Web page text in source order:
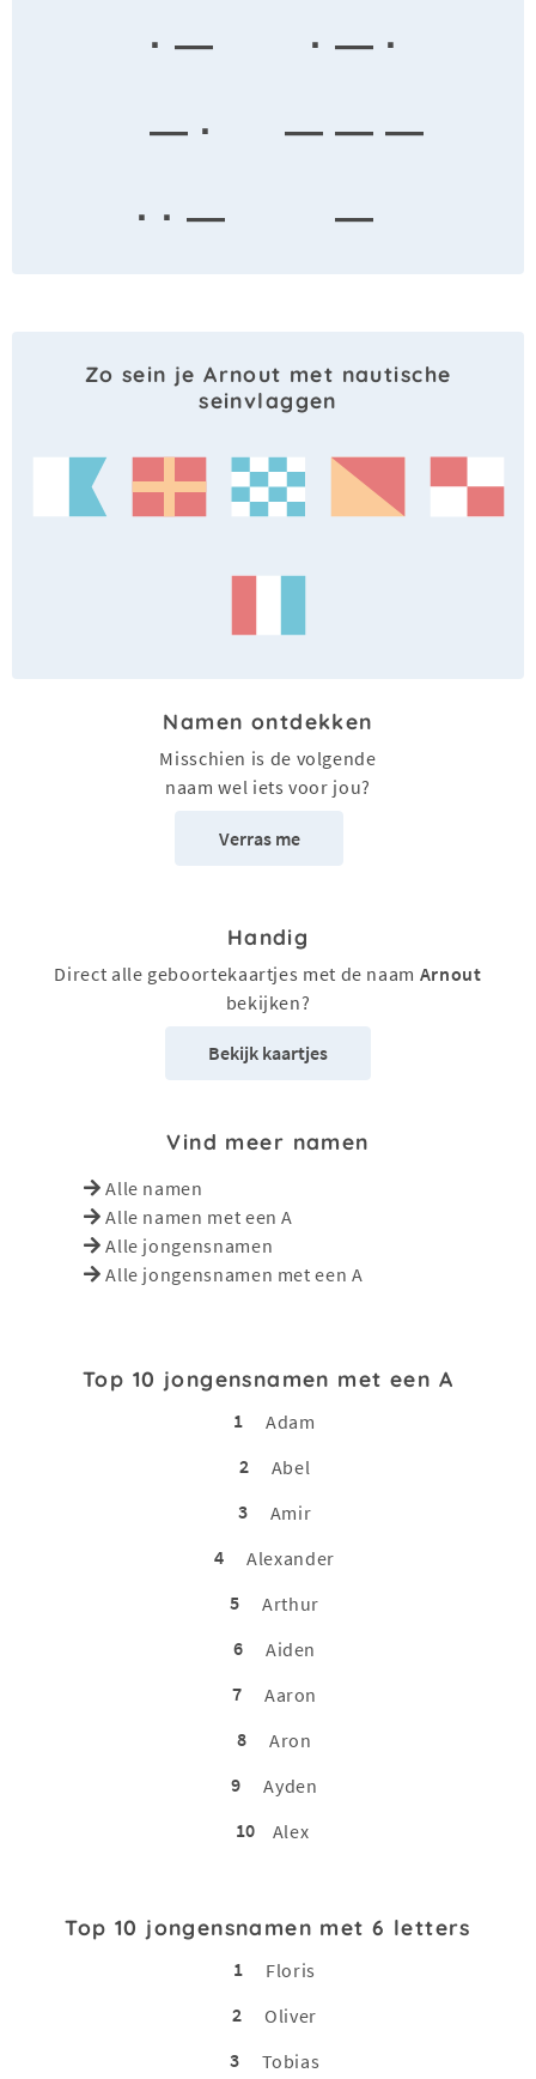
· —
· — ·
— ·
— — —
· · —
—
Zo sein je Arnout met nautische
seinvlaggen
Namen ontdekken
Misschien is de volgende
naam wel iets voor jou?
Verras me
Handig
Direct alle geboortekaartjes met de naam Arnout
bekijken?
Bekijk kaartjes
Vind meer namen
Alle namen
Alle namen met een A
Alle jongensnamen
Alle jongensnamen met een A
Top 10 jongensnamen met een A
1
Adam
2
Abel
3
Amir
4
Alexander
5
Arthur
6
Aiden
7
Aaron
8
Aron
9
Ayden
10
Alex
Top 10 jongensnamen met 6 letters
1
Floris
2
Oliver
3
Tobias